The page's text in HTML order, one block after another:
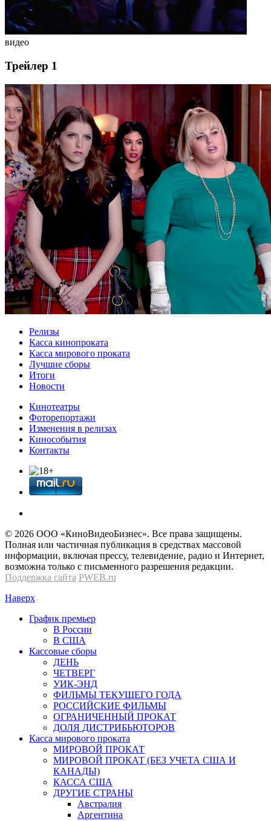
видео
Трейлер 1
Релизы
Касса кинопроката
Касса мирового проката
Лучшие сборы
Итоги
Новости
Кинотеатры
Фоторепортажи
Изменения в релизах
Кинособытия
Контакты
© 2026 OOО «КиноВидеоБизнес». Все права защищены.
Полная или частичная публикация в средствах массовой
информации, включая прессу, телевидение, радио и Интернет,
возможна только с письменного разрешения редакции.
Поддержка сайта PWEB.ru
Наверх
График премьер
В России
В США
Кассовые сборы
ДЕНЬ
ЧЕТВЕРГ
УИК-ЭНД
ФИЛЬМЫ ТЕКУЩЕГО ГОДА
РОССИЙСКИЕ ФИЛЬМЫ
ОГРАНИЧЕННЫЙ ПРОКАТ
ДОЛЯ ДИСТРИБЬЮТОРОВ
Касса мирового проката
МИРОВОЙ ПРОКАТ
МИРОВОЙ ПРОКАТ (БЕЗ УЧЕТА США И
КАНАДЫ)
КАССА США
ДРУГИЕ СТРАНЫ
Австралия
Аргентина